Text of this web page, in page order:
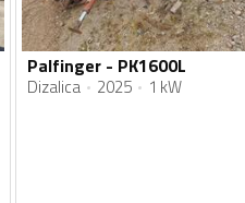
Palfinger - PK1600L
Dizalica 2025 1 kW